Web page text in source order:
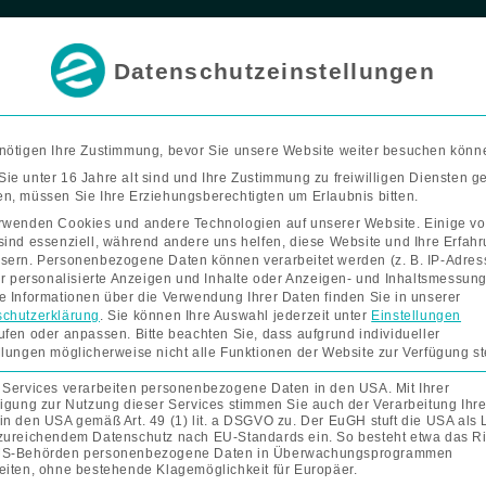
b
k
f
a
Bad & Wohnen
Mit der praktischen
Sie Ihre persönlichen
FreedomChair
Armlehnentasche
Menge
Datenschutzeinstellungen
Ihre Zustimmung, bevor Sie unsere Website weiter besuchen
unter 16 Jahre alt sind und Ihre Zustimmung zu freiwilligen Diensten
müssen Sie Ihre Erziehungsberechtigten um Erlaubnis bitten.
Cookies und andere Technologien auf unserer Website. Einige
essenziell, während andere uns helfen, diese Website und Ihre
Personenbezogene Daten können verarbeitet werden (z. B. IP-
personalisierte Anzeigen und Inhalte oder Anzeigen- und
Informationen über die Verwendung Ihrer Daten finden Sie in unserer
. Sie können Ihre Auswahl jederzeit unter Einstellungen
oder anpassen. Bitte beachten Sie, dass aufgrund individueller
möglicherweise nicht alle Funktionen der Website zur Verfügung
Services verarbeiten personenbezogene Daten in den USA. Mit Ihrer
zur Nutzung dieser Services stimmen Sie auch der Verarbeitung
den USA gemäß Art. 49 (1) lit. a DSGVO zu. Der EuGH stuft die USA als
Datenschutz nach EU-Standards ein. So besteht etwa das
Behörden personenbezogene Daten in Überwachungsprogrammen
ohne bestehende Klagemöglichkeit für Europäer.